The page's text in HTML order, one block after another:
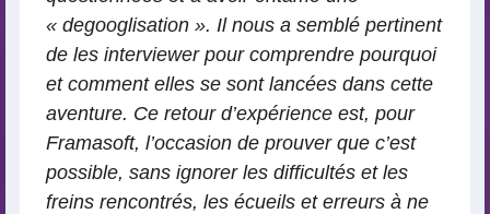
« degooglisation ». Il nous a semblé pertinent
de les interviewer pour comprendre pourquoi
et comment elles se sont lancées dans cette
aventure. Ce retour d’expérience est, pour
Framasoft, l’occasion de prouver que c’est
possible, sans ignorer les difficultés et les
freins rencontrés, les écueils et erreurs à ne